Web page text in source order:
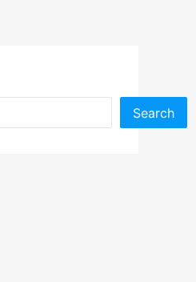
Search